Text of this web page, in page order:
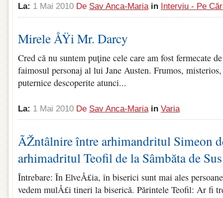
La: 1 Mai 2010 De Sav Anca-Maria in Interviu - Pe
Mirele ÅŸi Mr. Darcy
Cred că nu suntem puţine cele care am fost fermecate
faimosul personaj al lui Jane Austen. Frumos,
puternice descoperite atunci...
La: 1 Mai 2010 De Sav Anca-Maria in Varia
ÃŽntâlnire între arhimandritul Simeon
arhimadritul Teofil de la Sâmbăta de
Întrebare: În ElveÅ£ia, în biserici sunt mai ales
vedem mulÅ£i tineri la biserică. Părintele Teofil: Ar fi